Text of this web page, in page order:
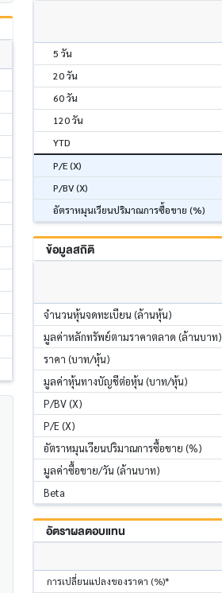
5 วัน
20 วัน
60 วัน
120 วัน
YTD
P/E (X)
P/BV (X)
อัตราหมุนเวียนปริมาณการซื้อขาย (%)
ข้อมูลสถิติ
จำนวนหุ้นจดทะเบียน (ล้านหุ้น)
มูลค่าหลักทรัพย์ตามราคาตลาด (ล้านบาท)
ราคา (บาท/หุ้น)
มูลค่าหุ้นทางบัญชีต่อหุ้น (บาท/หุ้น)
P/BV (X)
P/E (X)
อัตราหมุนเวียนปริมาณการซื้อขาย (%)
มูลค่าซื้อขาย/วัน (ล้านบาท)
Beta
อัตราผลตอบแทน
การเปลี่ยนแปลงของราคา (%)*